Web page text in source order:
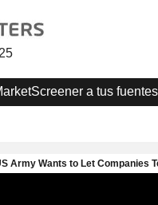
a tus fuentes